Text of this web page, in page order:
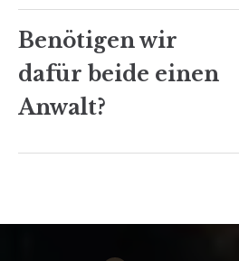
Benötigen wir
dafür beide einen
Anwalt?